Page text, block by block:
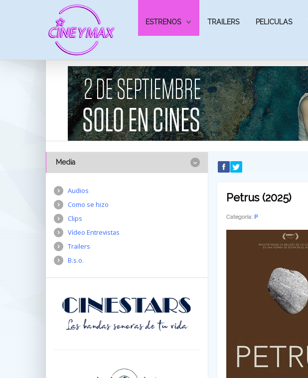
ESTRENOS TRAILERS PELICULAS
Petrus (2025)
Categoría: P
Media
Audios
Como se hizo
Clips
Vídeo Entrevistas
Trailers
B.s.o.